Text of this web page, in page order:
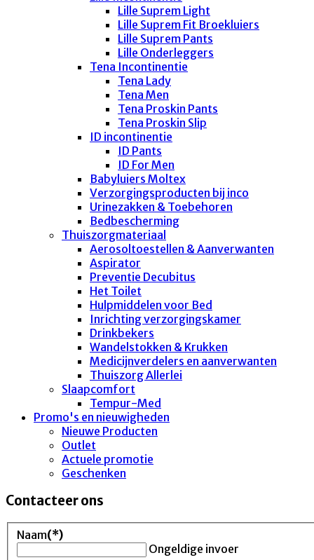
Lille Suprem Light
Lille Suprem Fit Broekluiers
Lille Suprem Pants
Lille Onderleggers
Tena Incontinentie
Tena Lady
Tena Men
Tena Proskin Pants
Tena Proskin Slip
ID incontinentie
ID Pants
ID For Men
Babyluiers Moltex
Verzorgingsproducten bij inco
Urinezakken & Toebehoren
Bedbescherming
Thuiszorgmateriaal
Aerosoltoestellen & Aanverwanten
Aspirator
Preventie Decubitus
Het Toilet
Hulpmiddelen voor Bed
Inrichting verzorgingskamer
Drinkbekers
Wandelstokken & Krukken
Medicijnverdelers en aanverwanten
Thuiszorg Allerlei
Slaapcomfort
Tempur-Med
Promo's en nieuwigheden
Nieuwe Producten
Outlet
Actuele promotie
Geschenken
Contacteer ons
Naam(*)
Ongeldige invoer